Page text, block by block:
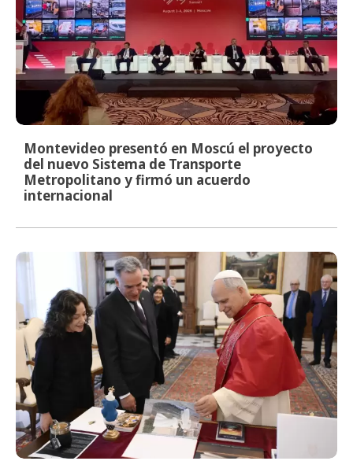
Montevideo presentó en Moscú el proyecto
del nuevo Sistema de Transporte
Metropolitano y firmó un acuerdo
internacional